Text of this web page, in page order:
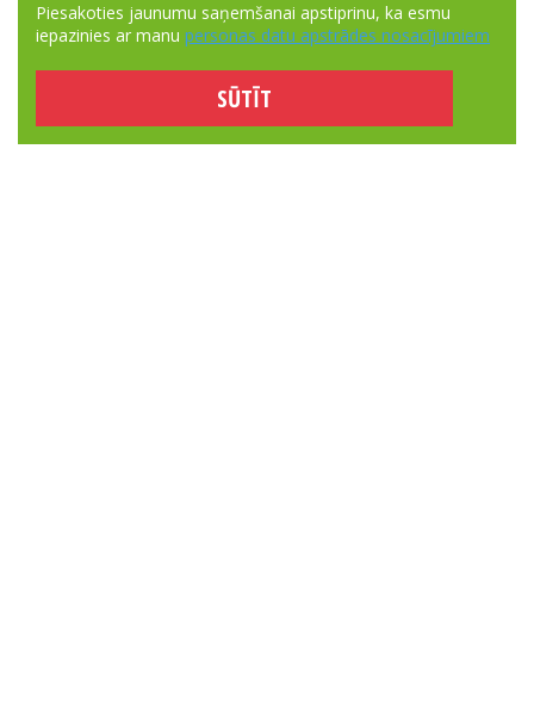
Piesakoties jaunumu saņemšanai apstiprinu, ka esmu
iepazinies ar manu personas datu apstrādes nosacījumiem